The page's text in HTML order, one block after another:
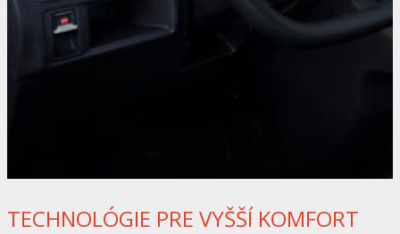
TECHNOLÓGIE PRE VYŠŠÍ KOMFORT